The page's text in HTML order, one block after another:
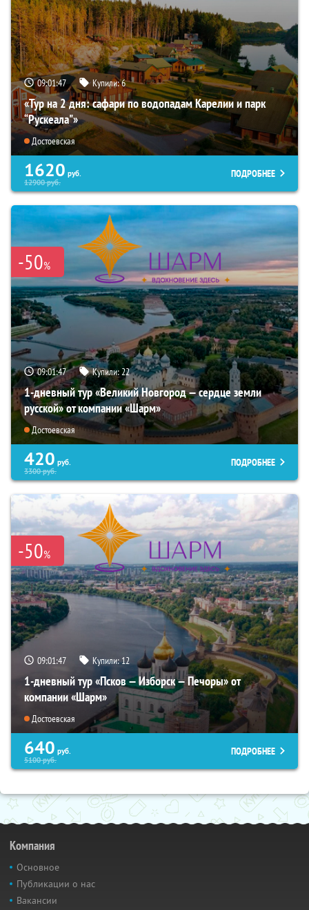
09:01:46 Купили:6
«Тур на 2 дня: сафари по водопадам Карелии и парк
“Рускеала"»
Достоевская
1620 руб.
12900руб.
ПОДРОБНЕЕ
-50%
09:01:46 Купили:22
1-дневный тур «Великий Новгород — сердце земли
русской» от компании «Шарм»
Достоевская
420 руб.
3300руб.
ПОДРОБНЕЕ
-50%
09:01:46 Купили:12
1-дневный тур «Псков — Изборск — Печоры» от
компании «Шарм»
Достоевская
640 руб.
5100руб.
ПОДРОБНЕЕ
Компания
Основное
Публикации о нас
Вакансии